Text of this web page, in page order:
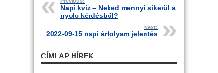
Napi kvíz – Neked mennyi sikerül a
nyolc kérdésből?
Next:
2022-09-15 napi árfolyam jelentés
CÍMLAP HÍREK